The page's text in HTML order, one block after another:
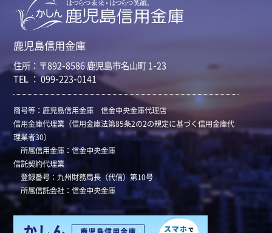
鹿児島信用金庫
住所：〒892-8586 鹿児島市名山町 1-23
TEL ： 099-223-0141
商号等：鹿児島信用金庫 信金中央金庫代理店
信用金庫代理業（信用金庫法第85条2の2の規定に基づく信用金庫代
理業者30）
所属信用金庫：信金中央金庫
信託契約代理業
登録番号：九州財務局長（代信）第10号
所属信託会社：信金中央金庫